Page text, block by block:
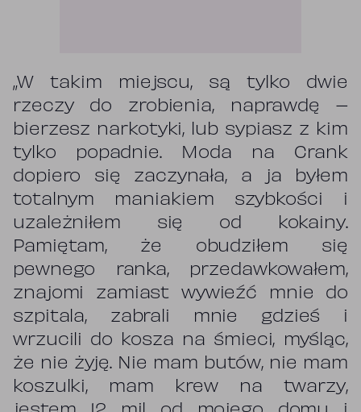
„W takim miejscu, są tylko dwie
rzeczy do zrobienia, naprawdę –
bierzesz narkotyki, lub sypiasz z kim
tylko popadnie. Moda na Crank
dopiero się zaczynała, a ja byłem
totalnym maniakiem szybkości i
uzależniłem się od kokainy.
Pamiętam, że obudziłem się
pewnego ranka, przedawkowałem,
znajomi zamiast wywieźć mnie do
szpitala, zabrali mnie gdzieś i
wrzucili do kosza na śmieci, myśląc,
że nie żyję. Nie mam butów, nie mam
koszulki, mam krew na twarzy,